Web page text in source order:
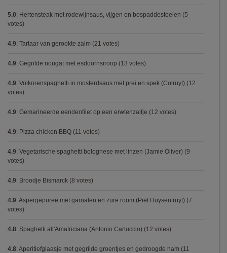
5.0: Hertensteak met rodewijnsaus, vijgen en bospaddestoelen (5
votes)
4.9: Tartaar van gerookte zalm (21 votes)
4.9: Gegrilde nougat met esdoornsiroop (13 votes)
4.9: Volkorenspaghetti in mosterdsaus met prei en spek (Colruyt) (12
votes)
4.9: Gemarineerde eendenfilet op een erwtenzalfje (12 votes)
4.9: Pizza chicken BBQ (11 votes)
4.9: Vegetarische spaghetti bolognese met linzen (Jamie Oliver) (9
votes)
4.9: Broodje Bismarck (8 votes)
4.9: Aspergepuree met garnalen en zure room (Piet Huysentruyt) (7
votes)
4.8: Spaghetti all'Amatriciana (Antonio Carluccio) (12 votes)
4.8: Aperitiefglaasje met gegrilde groentjes en gedroogde ham (11